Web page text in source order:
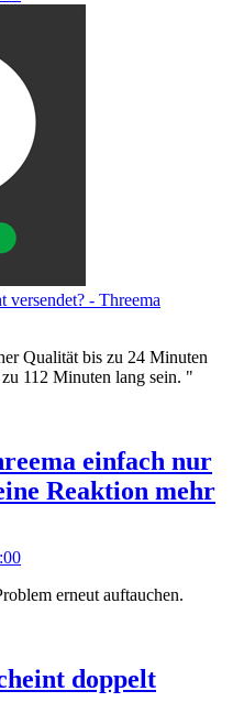
- Threema
Qualität bis zu 24 Minuten
112 Minuten lang sein. "
einfach nur
Reaktion mehr
erneut auftauchen.
doppelt